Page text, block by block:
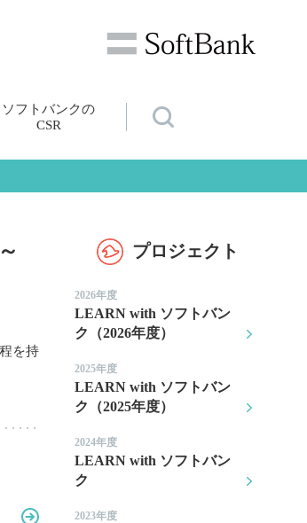
ソフトバンクの
CSR
を持
プロジェクト
2026年度
LEARN with ソフトバン
ク（2026年度）
2025年度
LEARN with ソフトバン
ク（2025年度）
2024年度
LEARN with ソフトバン
ク
2023年度